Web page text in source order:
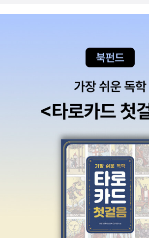
정책을 간접적으로 밀어주면서 사유재산을 사
식을 택한 것이다. 4부에서는 한국과 중국의 사
간민주화운동, 사회운동, 시민운동, 전지구화
스펙트럼을 넓혀왔으며, 이제 양적 성장과 더불
과제를 안고 있다. 이러한 맥락에서 사회변동에
습적 가치를 확산시키려는 노력이 필요하다.
인해 각종 사고위험이 폭증한 복합위험사회를
장을 위해 힘써야 한다. 한국의 사회운동이 질
면 중국의 사회운동은 양적 확장기에 있다고
주체가 지식인에서 소수자집단으로, 다시 지역
사회정의뿐만 아니라 경제적 이익도 수호하려
있다. 이러한 내부적 갈등을 딛고 발전을 지속